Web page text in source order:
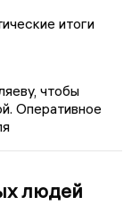
итоги
чтобы
Оперативное
людей